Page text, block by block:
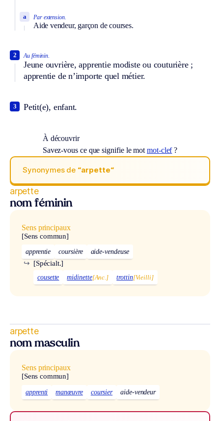
Par extension.
Aide vendeur, garçon de courses.
a
Au féminin.
Jeune ouvrière, apprentie modiste ou couturière ;
apprentie de n’importe quel métier.
2
Petit(e), enfant.
3
À découvrir
Savez-vous ce que signifie le motmot-clef?
Synonymes de “arpette“
arpette
nom féminin
Sens principaux
[Sens commun]
apprentie coursière aide-vendeuse
[Spécialt.]
↪
cousette midinette[Anc.] trottin[Vieilli]
arpette
nom masculin
Sens principaux
[Sens commun]
apprenti manœuvre coursier aide-vendeur